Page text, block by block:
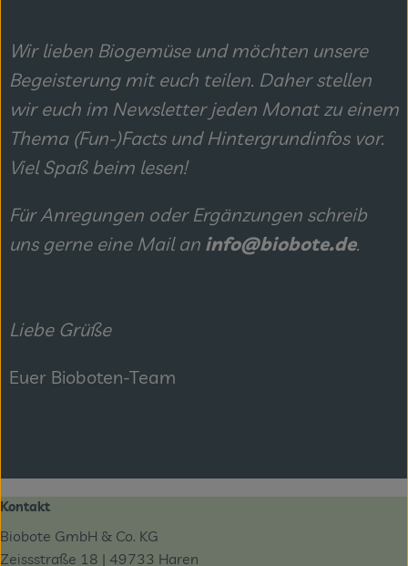
Wir lieben Biogemüse und möchten unsere
Begeisterung mit euch teilen. Daher stellen
wir euch im Newsletter jeden Monat zu einem
Thema (Fun-)Facts und Hintergrundinfos vor.
Viel Spaß beim lesen!
Für Anregungen oder Ergänzungen schreib
uns gerne eine Mail an info@biobote.de.
Liebe Grüße
Euer Bioboten-Team
Kontakt
Biobote GmbH & Co. KG
Zeissstraße 18 | 49733 Haren